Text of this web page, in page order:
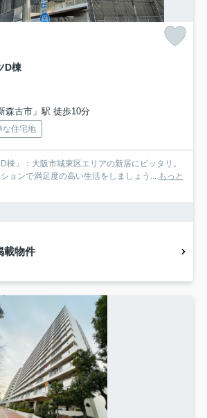
D棟
森古市」駅 徒歩10分
な住宅地
棟」：大阪市城東区エリアの新居にピッタリ。
ョンで満足度の高い生活をしましょう...
もっと
載物件